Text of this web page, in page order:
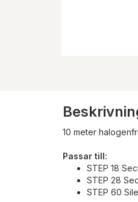
10 meter
Passar till:
STEP 18
STEP 28
STEP 60